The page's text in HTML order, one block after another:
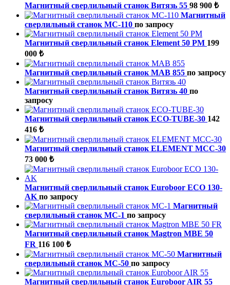
Магнитный сверлильный станок Витязь 55 98 900 ₺
Магнитный
сверлильный станок МС-110 по запросу
Магнитный сверлильный станок Element 50 PM 199
000 ₺
Магнитный сверлильный станок MAB 855 по запросу
Магнитный сверлильный станок Витязь 40 по
запросу
Магнитный сверлильный станок ECO-TUBE-30 142
416 ₺
Магнитный сверлильный станок ELEMENT МСС-30
73 000 ₺
Магнитный сверлильный станок Euroboor ECO 130-
AK по запросу
Магнитный
сверлильный станок МС-1 по запросу
Магнитный сверлильный станок Magtron MBE 50
FR 116 100 ₺
Магнитный
сверлильный станок МС-50 по запросу
Магнитный сверлильный станок Euroboor AIR 55